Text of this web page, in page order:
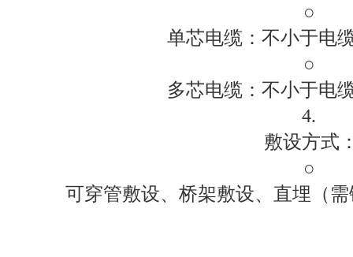
○
单芯电缆：不小于电
○
多芯电缆：不小于电
4.
敷设方式
○
可穿管敷设、桥架敷设、直埋（